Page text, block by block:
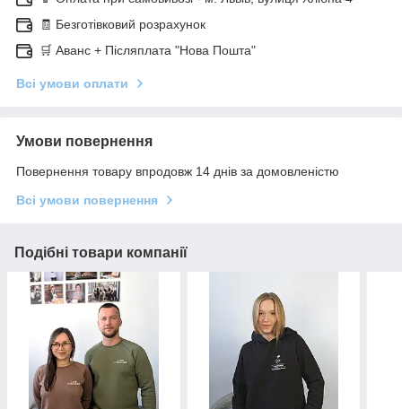
🧾 Безготівковий розрахунок
🛒 Аванс + Післяплата "Нова Пошта"
Всі умови оплати
Умови повернення
Повернення товару впродовж 14 днів за домовленістю
Всі умови повернення
Подібні товари компанії